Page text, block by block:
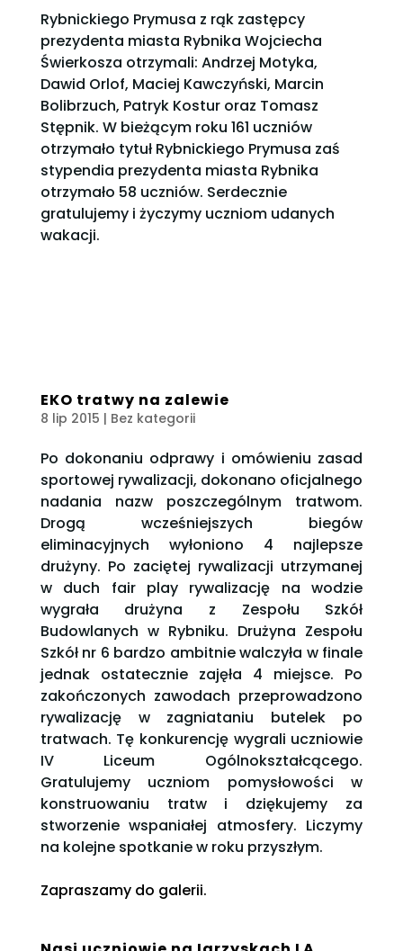
Rybnickiego Prymusa z rąk zastępcy
prezydenta miasta Rybnika Wojciecha
Świerkosza otrzymali: Andrzej Motyka,
Dawid Orlof, Maciej Kawczyński, Marcin
Bolibrzuch, Patryk Kostur oraz Tomasz
Stępnik. W bieżącym roku 161 uczniów
otrzymało tytuł Rybnickiego Prymusa zaś
stypendia prezydenta miasta Rybnika
otrzymało 58 uczniów. Serdecznie
gratulujemy i życzymy uczniom udanych
wakacji.
EKO tratwy na zalewie
8 lip 2015 | Bez kategorii
Po dokonaniu odprawy i omówieniu zasad
sportowej rywalizacji, dokonano oficjalnego
nadania nazw poszczególnym tratwom.
Drogą wcześniejszych biegów
eliminacyjnych wyłoniono 4 najlepsze
drużyny. Po zaciętej rywalizacji utrzymanej
w duch fair play rywalizację na wodzie
wygrała drużyna z Zespołu Szkół
Budowlanych w Rybniku. Drużyna Zespołu
Szkół nr 6 bardzo ambitnie walczyła w finale
jednak ostatecznie zajęła 4 miejsce. Po
zakończonych zawodach przeprowadzono
rywalizację w zagniataniu butelek po
tratwach. Tę konkurencję wygrali uczniowie
IV Liceum Ogólnokształcącego.
Gratulujemy uczniom pomysłowości w
konstruowaniu tratw i dziękujemy za
stworzenie wspaniałej atmosfery. Liczymy
na kolejne spotkanie w roku przyszłym.
Zapraszamy do galerii.